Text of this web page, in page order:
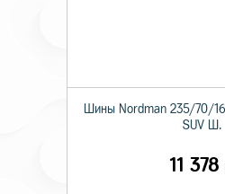
Шины Nordman 235/70/
SUV Ш.
11 378